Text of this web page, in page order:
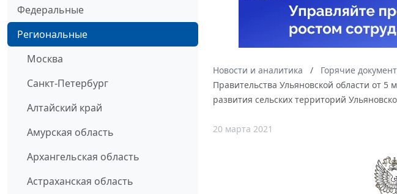
Федеральные
Региональные
Москва
Санкт-Петербург
Алтайский край
Амурская область
Архангельская область
Астраханская область
Новости и аналитика Горячие
Правительства Ульяновской области от
развития сельских территорий
20 марта 2021